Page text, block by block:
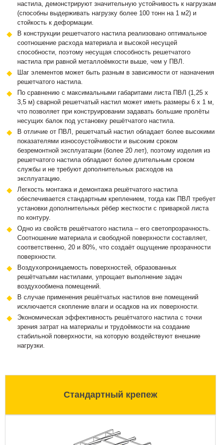
настила, демонстрируют значительную устойчивость к нагрузкам
(способны выдерживать нагрузку более 100 тонн на 1 м2) и
стойкость к деформации.
В конструкции решетчатого настила реализовано оптимальное
соотношение расхода материала и высокой несущей
способности, поэтому несущая способность решетчатого
настила при равной металлоёмкости выше, чем у ПВЛ.
Шаг элементов может быть разным в зависимости от назначения
решетчатого настила.
По сравнению с максимальными габаритами листа ПВЛ (1,25 х
3,5 м) сварной решетчатый настил может иметь размеры 6 х 1 м,
что позволяет при конструировании задавать большие пролёты
несущих балок под установку решётчатого настила.
В отличие от ПВЛ, решетчатый настил обладает более высокими
показателями износоустойчивости и высоким сроком
безремонтной эксплуатации (более 20 лет), поэтому изделия из
решетчатого настила обладают более длительным сроком
службы и не требуют дополнительных расходов на
эксплуатацию.
Легкость монтажа и демонтажа решётчатого настила
обеспечивается стандартным креплением, тогда как ПВЛ требует
установки дополнительных рёбер жесткости с приваркой листа
по контуру.
Одно из свойств решётчатого настила – его светопрозрачность.
Соотношение материала и свободной поверхности составляет,
соответственно, 20 и 80%, что создаёт ощущение прозрачности
поверхности.
Воздухопроницаемость поверхностей, образованных
решётчатыми настилами, упрощает выполнение задач
воздухообмена помещений.
В случае применения решётчатых настилов вне помещений
исключается скопление влаги и осадков на их поверхности.
Экономическая эффективность решётчатого настила с точки
зрения затрат на материалы и трудоёмкости на создание
стабильной поверхности, на которую воздействуют внешние
нагрузки.
Стандартный крепеж